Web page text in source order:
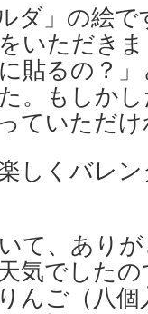
ダ」の絵
いただき
貼るの？
。もしか
ていただ
しくバレ
て、あり
気でした
んご（八